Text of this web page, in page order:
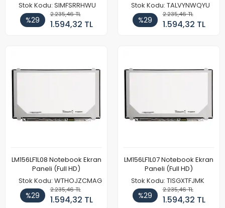
Stok Kodu: SIMFSRRHWU
%29
2.235,46 TL
1.594,32 TL
Stok Kodu: TALVYNWQYU
%29
2.235,46 TL
1.594,32 TL
LM156LF1L08 Notebook Ekran
Paneli (Full HD)
Stok Kodu: WTHOJZCMAG
%29
2.235,46 TL
1.594,32 TL
LM156LF1L07 Notebook Ekran
Paneli (Full HD)
Stok Kodu: TISGXTFJMK
%29
2.235,46 TL
1.594,32 TL